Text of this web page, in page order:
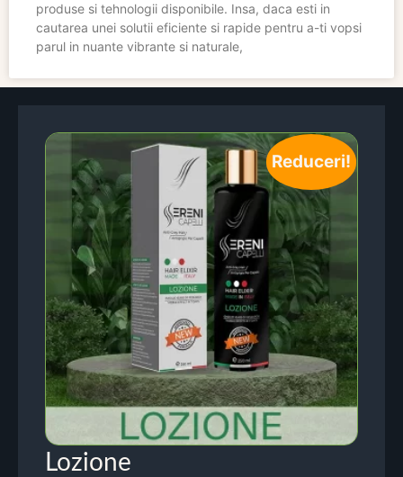
produse si tehnologii disponibile. Insa, daca esti in
cautarea unei solutii eficiente si rapide pentru a-ti vopsi
parul in nuante vibrante si naturale,
Reduceri!
Lozione